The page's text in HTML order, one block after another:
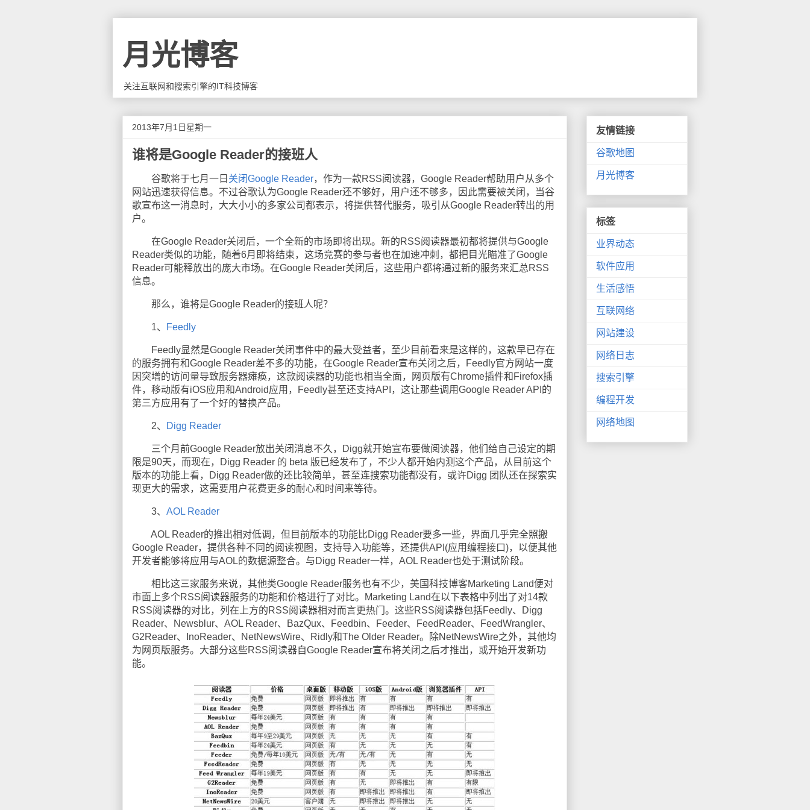
月光博客
关注互联网和搜索引擎的IT科技博客
2013年7月1日星期一
谁将是Google Reader的接班人
谷歌将于七月一日 关闭Google Reader，作为一款RSS阅读器，Google Reader帮助用户从多个
网站迅速获得信息。不过谷歌认为Google Reader还不够好，用户还不够多，因此需要被关闭，当谷
歌宣布这一消息时，大大小小的多家公司都表示，将提供替代服务，吸引从Google Reader转出的用
户。
在Google Reader关闭后，一个全新的市场即将出现。新的RSS阅读器最初都将提供与Google
Reader类似的功能，随着6月即将结束，这场竞赛的参与者也在加速冲刺，都把目光瞄准了Google
Reader可能释放出的庞大市场。在Google Reader关闭后，这些用户都将通过新的服务来汇总RSS
信息。
那么，谁将是Google Reader的接班人呢？
1、 Feedly
Feedly显然是Google Reader关闭事件中的最大受益者，至少目前看来是这样的，这款早已存在
的服务拥有和Google Reader差不多的功能，在Google Reader宣布关闭之后，Feedly官方网站一度
因突增的访问量导致服务器瘫痪，这款阅读器的功能也相当全面，网页版有Chrome插件和Firefox插
件，移动版有iOS应用和Android应用，Feedly甚至还支持API，这让那些调用Google Reader API的
第三方应用有了一个好的替换产品。
2、 Digg Reader
三个月前Google Reader放出关闭消息不久，Digg就开始宣布要做阅读器，他们给自己设定的期
限是90天，而现在，Digg Reader 的 beta 版已经发布了，不少人都开始内测这个产品，从目前这个
版本的功能上看，Digg Reader做的还比较简单，甚至连搜索功能都没有，或许Digg 团队还在探索实
现更大的需求，这需要用户花费更多的耐心和时间来等待。
3、 AOL Reader
AOL Reader的推出相对低调，但目前版本的功能比Digg Reader要多一些，界面几乎完全照搬
Google Reader，提供各种不同的阅读视图，支持导入功能等，还提供API(应用编程接口)，以便其他
开发者能够将应用与AOL的数据源整合。与Digg Reader一样，AOL Reader也处于测试阶段。
相比这三家服务来说，其他类Google Reader服务也有不少，美国科技博客Marketing Land便对
市面上多个RSS阅读器服务的功能和价格进行了对比。Marketing Land在以下表格中列出了对14款
RSS阅读器的对比，列在上方的RSS阅读器相对而言更热门。这些RSS阅读器包括Feedly、Digg
Reader、Newsblur、AOL Reader、BazQux、Feedbin、Feeder、FeedReader、FeedWrangler、
G2Reader、InoReader、NetNewsWire、Ridly和The Older Reader。除NetNewsWire之外，其他均
为网页版服务。大部分这些RSS阅读器自Google Reader宣布将关闭之后才推出，或开始开发新功
能。
友情链接
谷歌地图
月光博客
标签
业界动态
软件应用
生活感悟
互联网络
网站建设
网络日志
搜索引擎
编程开发
网络地图